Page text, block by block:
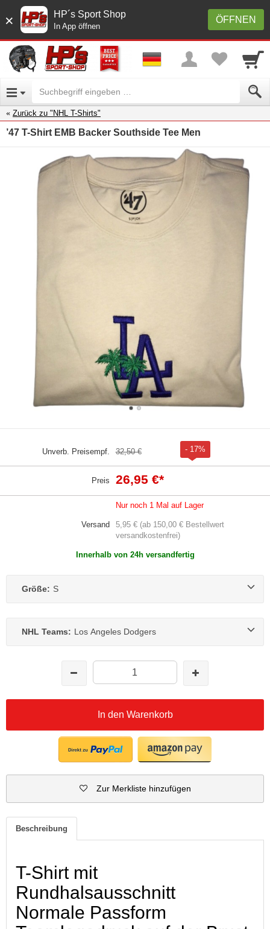
× ÖFFNEN
HP´s Sport Shop
In App öffnen
Zurück zu "NHL T-Shirts"
’47 T-Shirt EMB Backer Southside Tee Men
Unverb. Preisempf. 32,50 € - 17%
Preis 26,95 €*
Nur noch 1 Mal auf Lager
Versand
5,95 € (ab 150,00 € Bestellwert
versandkostenfrei)
Innerhalb von 24h versandfertig
Größe: S
NHL Teams: Los Angeles Dodgers
In den Warenkorb
Zur Merkliste hinzufügen
Beschreibung
T-Shirt mit
Rundhalsausschnitt
Normale Passform